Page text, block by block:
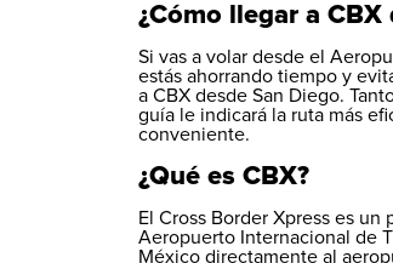
¿Cómo llegar a CBX
Si vas a volar desde el
estás ahorrando tiempo y
a CBX desde San Diego.
guía le indicará la ruta más
conveniente.
¿Qué es CBX?
El Cross Border Xpress es
Aeropuerto Internacional de
México directamente al